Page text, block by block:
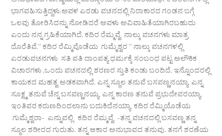
ಭಾಗವಹಿಸುತ್ತಿದ್ದಳು.ಅವಳ ಎರಡು ವಚನದಲ್ಲಿ ನಿರಾಕಾರದ ಗಂಡನ ಬಗ್ಗೆ
ಒಲವು ತೋರಿಸಿದನ್ನು ನೋಡಿದರೆ ಅವಳು ಅವಿವಾಹಿತೆಯಾಗಿರಬಹುದು
ಎಂದು ನನ್ನ ಗ್ರಹಿಕೆಯಾಗಿದೆ. ಕದಿರ ರೆಮ್ಮವ್ವೆ ನಾಲ್ಕು ವಚನಗಳು ಮಾತ್ರ
ದೊರೆತಿವೆ.” ಕದಿರ ರೆಮ್ಮಿವೊಡೆಯ ಗುಮ್ಮೆಶ್ವರ ” ನಾಲ್ಕು ವಚನಗಳಲ್ಲಿ
ಎರಡುವಚನಗಳು ಸತಿ ಪತಿ ದಾಂಪತ್ಯ ಧರ್ಮಕ್ಕೆ ಸಂಬಂಧ ಪಟ್ಟ ಅಲೌಕಿಕ
ವಿಚಾರಗಳು ,ಒಂದು ವಚನದಲ್ಲಿ ಶರಣರ ಸ್ತುತಿ ಕಂಡು ಬಂದಿದೆ. ಇನ್ನೊಂದರಲ್ಲಿ
ಕಾಯಕದ ಮಹತ್ವ ಅಡಕವಾಗಿದೆ. ಎನ್ನ ಸ್ಥೂಲ ತನುವೆ ಬಸವಣ್ಣನಯ್ಯಾ ಎನ್ನ
ಸೂಕ್ಷ್ಮ ತನುವೆ ಚೆನ್ನ ಬಸವಣ್ಣನಯ್ಯ ಎನ್ನ ಕಾರಣ ತನುವೆ ಪ್ರಭುದೇವರಯ್ಯಾ
ಇಂತಿವರ ಕರುಣದಿಂದಲಾನು ಬದುಕಿದೆನಯ್ಯಾ ಕದಿರ ರೆಮ್ಮಿಯೊಡೆಯ
ಗುಮ್ಮೆಶ್ವರಾ- ಎನ್ನುವಲ್ಲಿ ಕದಿರ ರೆಮ್ಮವ್ವೆ -ತನ್ನ ವಚನದಲ್ಲಿ ಬಸವಣ್ಣ ತನ್ನ
ಸ್ಥೂಲ ಶರೀರದ ಗುರುತು. ತನ್ನ ಆಕಾರ ಅನುಭಾವದ ತನುವು. ತನಗೆ ಶರಣೆಯ